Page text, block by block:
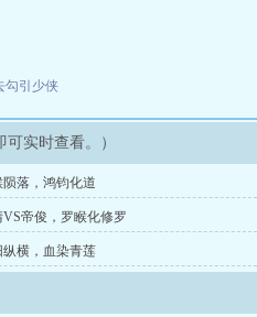
勾引少侠
实时查看。）
陨落，鸿钧化道
VS帝俊，罗睺化修罗
纵横，血染青莲